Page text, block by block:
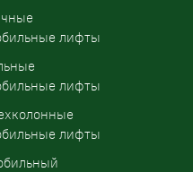
лифты
лифты
лифты